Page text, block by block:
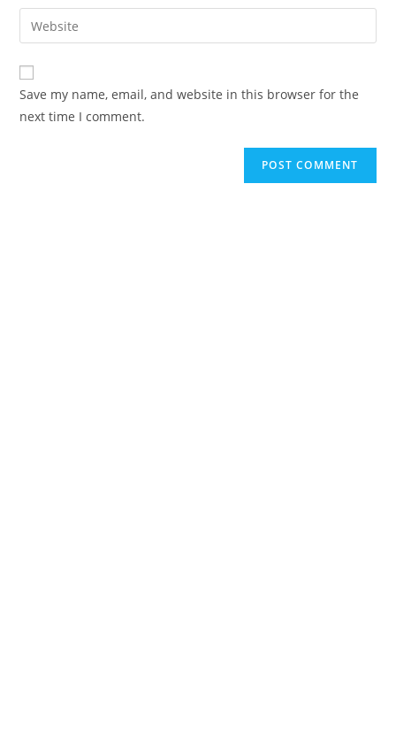
comment
email
address
comment
Enter
your
website
URL
(optional)
Save my name, email, and website in this browser for the
next time I comment.